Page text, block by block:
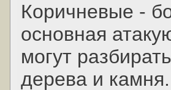
Коричневые -
основная
могут
дерева и